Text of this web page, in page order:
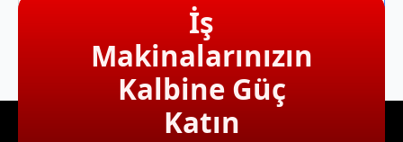
İş
Makinalarınızın
Kalbine Güç
Katın